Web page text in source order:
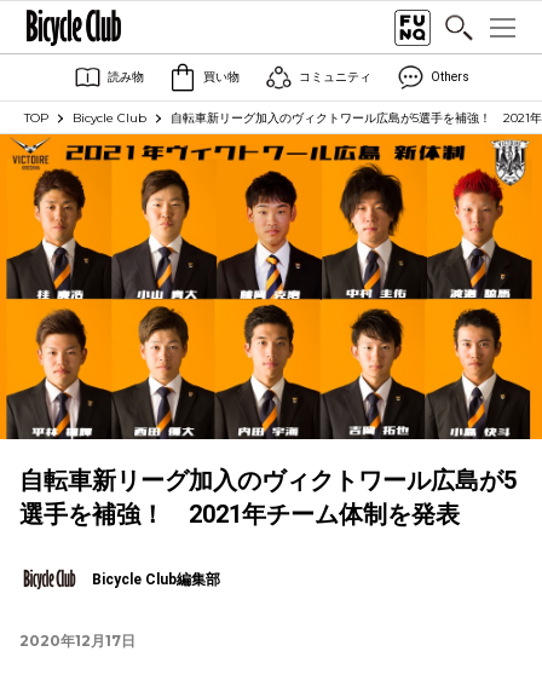
読み物 買い物 コミュニティ Others
TOP Bicycle Club 自転車新リーグ加入のヴィクトワール広島が5選手を補強！ 2021
自転車新リーグ加入のヴィクトワール広島が5
選手を補強！ 2021年チーム体制を発表
Bicycle Club編集部
2020年12月17日